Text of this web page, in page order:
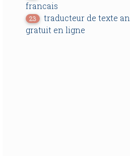
francais
23
traducteur de texte
gratuit en ligne